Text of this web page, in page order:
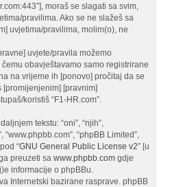
moraš se slagati sa svim,
pravilima. Ako se ne slažeš sa
uvjetima/pravilima, molim(o), ne
uvjete/pravila možemo
obavještavamo samo registrirane
na vrijeme ih [ponovo] pročitaj da se
[pravnim]
koristiš “F1-HR.com”.
tekstu: “oni”, “njih”,
“www.phpbb.com”, “phpBB Limited”,
“GNU General Public License v2” [u
preuzeti sa www.phpbb.com gdje
informacije o phpBBu.
Internetski bazirane rasprave. phpBB